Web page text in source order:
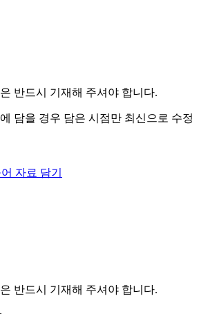
반드시 기재해 주셔야 합니다.
담을 경우 담은 시점만 최신으로 수정
자료 담기
반드시 기재해 주셔야 합니다.